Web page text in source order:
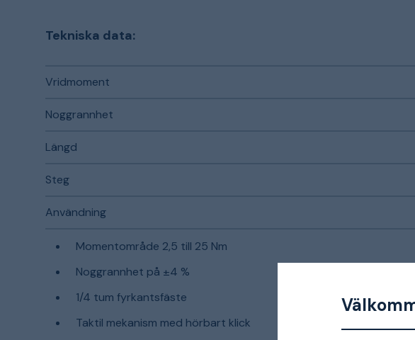
Tekniska data:
Vridmoment
Noggrannhet
Längd
Steg
Användning
Momentområde 2,5 till 25 Nm
Noggrannhet på ±4 %
1/4 tum fyrkantsfäste
Taktil mekanism med hörbart klick